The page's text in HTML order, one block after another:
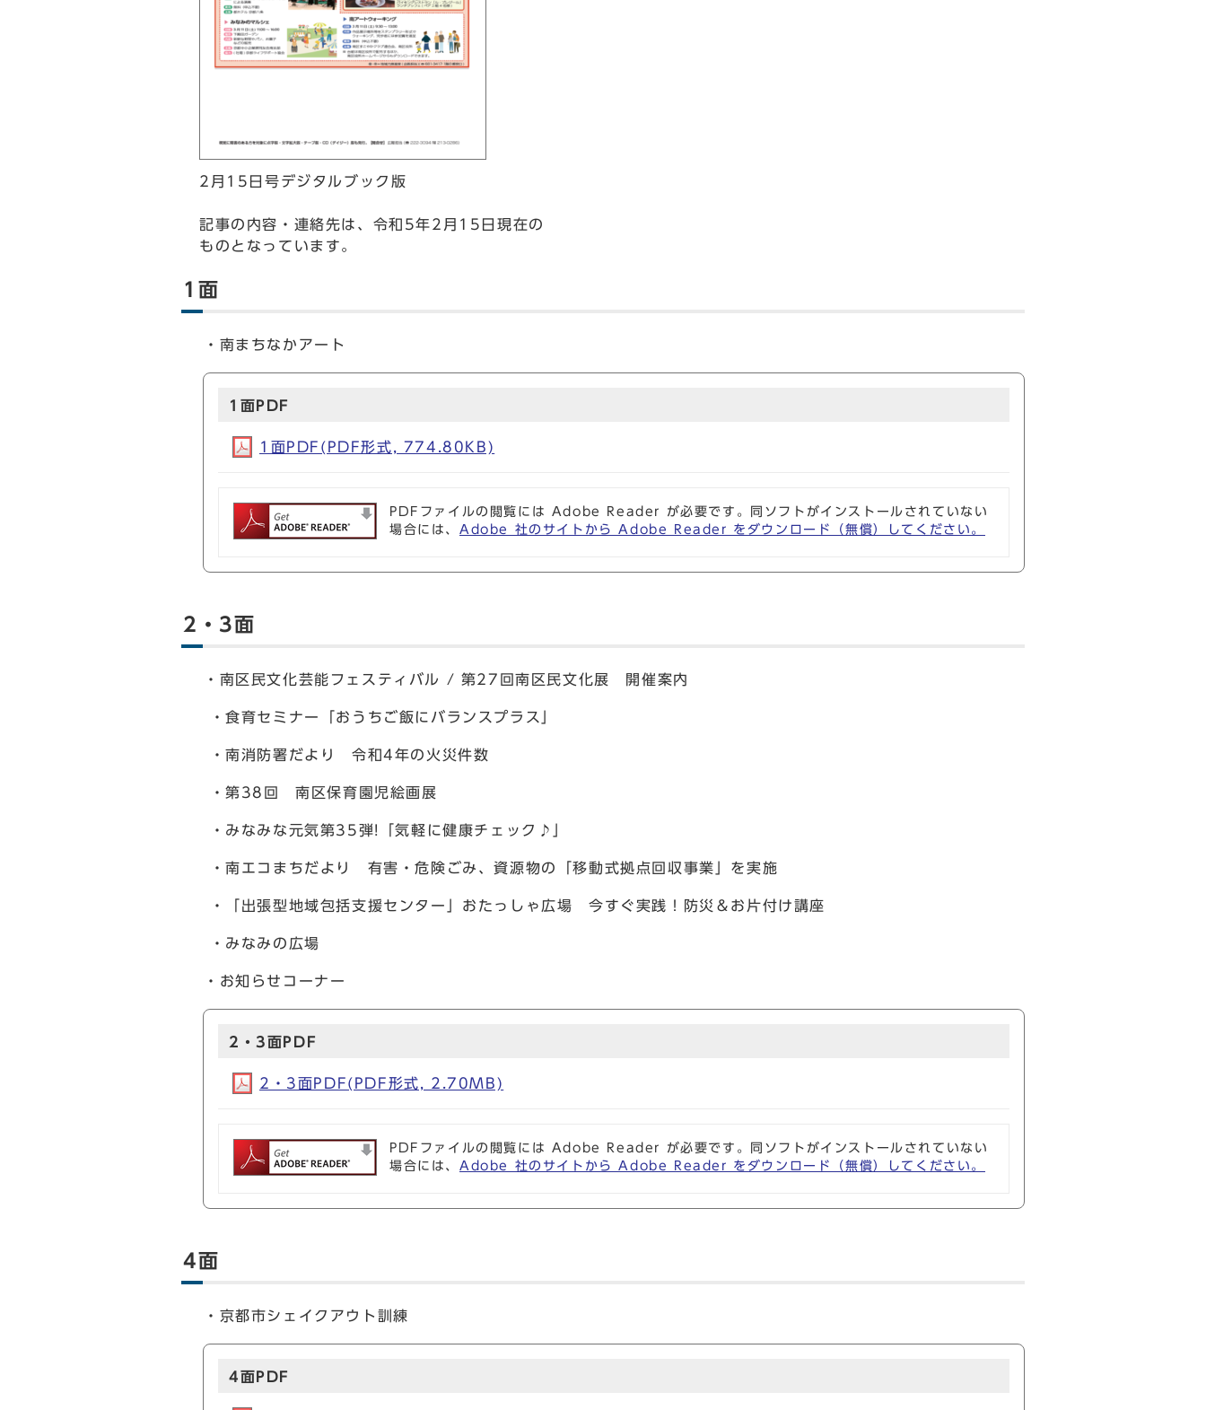
2月15日号デジタルブック版
記事の内容・連絡先は、令和5年2月15日現在の
ものとなっています。
1面
・南まちなかアート
1面PDF
1面PDF(PDF形式, 774.80KB)
PDFファイルの閲覧には Adobe Reader が必要です。同ソフトがインストールされていない
場合には、 Adobe 社のサイトから Adobe Reader をダウンロード（無償）してください。
2・3面
・南区民文化芸能フェスティバル / 第27回南区民文化展 開催案内
・食育セミナー「おうちご飯にバランスプラス」
・南消防署だより 令和4年の火災件数
・第38回 南区保育園児絵画展
・みなみな元気第35弾!「気軽に健康チェック♪」
・南エコまちだより 有害・危険ごみ、資源物の「移動式拠点回収事業」を実施
・「出張型地域包括支援センター」おたっしゃ広場 今すぐ実践！防災＆お片付け講座
・みなみの広場
・お知らせコーナー
2・3面PDF
2・3面PDF(PDF形式, 2.70MB)
PDFファイルの閲覧には Adobe Reader が必要です。同ソフトがインストールされていない
場合には、 Adobe 社のサイトから Adobe Reader をダウンロード（無償）してください。
4面
・京都市シェイクアウト訓練
4面PDF